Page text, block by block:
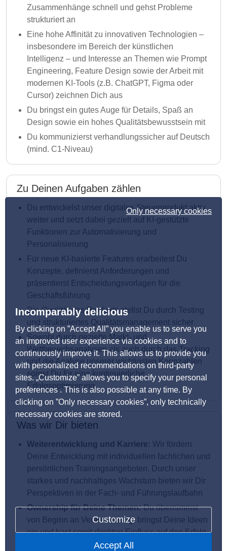
Only necessary cookies
Incomparably delicious
By clicking on ”Accept All” you enable us to serve you
an improved user experience via cookies and to
continuously improve it. This allows us to provide you
with personalized recommendations on third-party
sites. „Customize” allows you to specify your personal
preferences . This is also possible at any time. By
clicking on ”Only necessary cookies”, only technically
necessary cookies are stored.
Customize
Accept All
Zusammenhänge schnell und gehst Probleme
strukturiert an
Eine hohe Affinität zu innovativen Technologien –
insbesondere im Bereich der künstlichen
Intelligenz – und Interesse an Themen wie Prompt
Engineering, Feature Design sowie der Arbeit mit
modernen KI-Tools (z.B. ChatGPT, Figma oder
Cursor) zeichnen Dich aus
Du bringst ein gutes Auge für Details, Spaß an
Design sowie ein hohes Qualitätsbewusstsein mit
Du kommunizierst verhandlungssicher auf Deutsch
(mind. C1-Niveau)
Zu Deinen Aufgaben zählen
Du entwickelst unser digitales Steuerprodukt aktiv
weiter und setzt dabei gezielt auf KI-gestützte
Funktionen zur Automatisierung und
Personalisierung
Für neue KI-basierte Features erarbeitest Du
Konzepte, definierst Anforderungen und
präsentierst Entscheidungsvorlagen für die
Geschäftsführung
Die Qualität des Produkts stellst Du durch Testing
und strukturiertes Qualitätsmanagement sicher
Sowohl durch gezielte Markt- und
Wettbewerbsanalysen als auch durch das Tracking
und die Analyse unserer wichtigsten Kennzahlen
sorgst Du für eine kontinuierliche
Erfolgsoptimierung
Was wir Dir bieten
Weiterentwicklung und Karriere: Wir fördern
Deine Entwicklung mit individuellen fachlichen und
persönlichen Trainingsangeboten. Durch unser
starkes und nachhaltiges Wachstum bieten wir Dir
Perspektiven in der Fach- und Führungslaufbahn
Ownership für Deine Themen:Du übernimmst
von Beginn an Verantwortung, bringst Deine Ideen
ein und hast somit direkten Einfluss auf den Erfolg